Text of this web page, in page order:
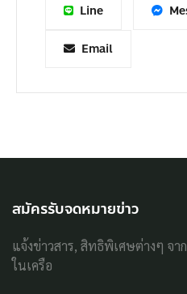
Line
Email
สมัครรับจดหมายข่าว
แจ้งข่าวสาร, สิทธิพิเศษต่างๆ จ
ในเครือ